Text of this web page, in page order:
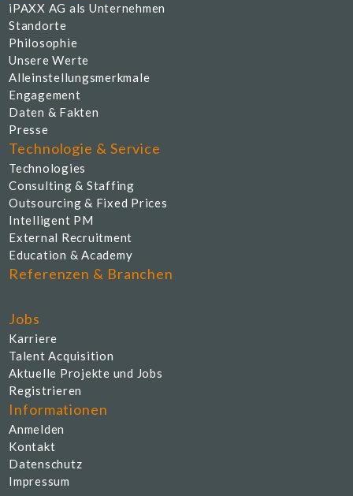
iPAXX AG als Unternehmen
Standorte
Philosophie
Unsere Werte
Alleinstellungsmerkmale
Engagement
Daten & Fakten
Presse
Technologie & Service
Technologies
Consulting & Staffing
Outsourcing & Fixed Prices
Intelligent PM
External Recruitment
Education & Academy
Referenzen & Branchen
Jobs
Karriere
Talent Acquisition
Aktuelle Projekte und Jobs
Registrieren
Informationen
Anmelden
Kontakt
Datenschutz
Impressum